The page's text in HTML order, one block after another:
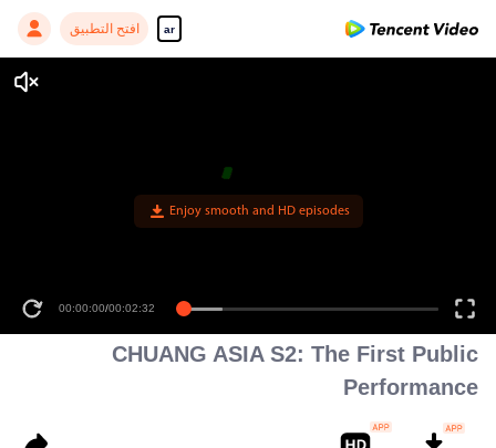
ar افتح التطبيق
Enjoy smooth and HD episodes
00:00:00/00:02:32
CHUANG ASIA S2: The First Public
Performance